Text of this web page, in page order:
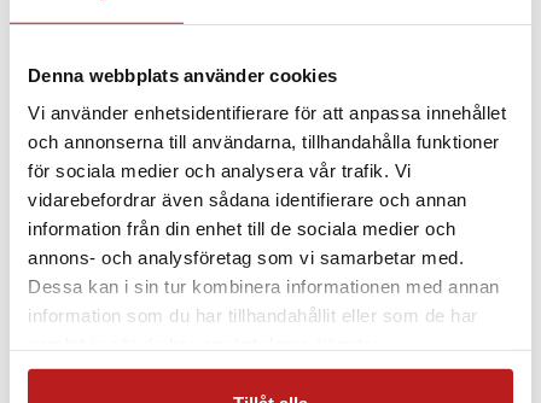
Denna webbplats använder cookies
Vi använder enhetsidentifierare för att anpassa innehållet
och annonserna till användarna, tillhandahålla funktioner
för sociala medier och analysera vår trafik. Vi
vidarebefordrar även sådana identifierare och annan
information från din enhet till de sociala medier och
annons- och analysföretag som vi samarbetar med.
Dessa kan i sin tur kombinera informationen med annan
information som du har tillhandahållit eller som de har
Bildtext:Tavlan som tillhör Helsingborgs museer
föreställer en kunglighet vid det franska hovet. Den
skickade från Helsingborg till Vasa i Finland med lastbil.
Foto: Sven Olof Larsén
Rådgivningssida Museeum och Slott